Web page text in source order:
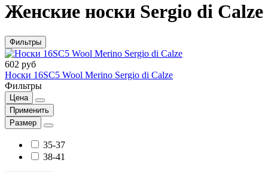
Женские носки Sergio di Calze
Фильтры
602 руб
Носки 16SC5 Wool Merino Sergio di Calze
Фильтры
Цена
Применить
Размер
35-37
38-41